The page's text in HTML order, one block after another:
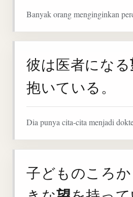
Banyak orang menginginkan
彼は医者になる
抱いている。
Dia punya cita-cita menjadi
子どものころ